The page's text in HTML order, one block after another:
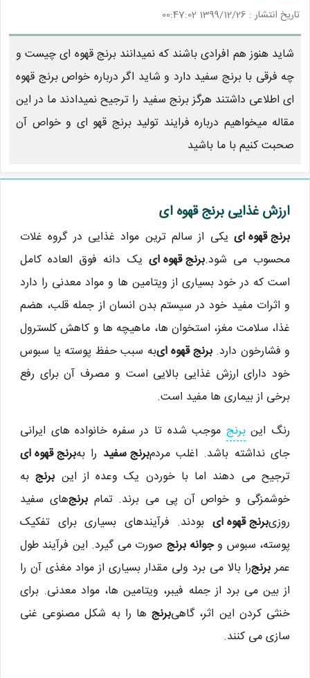
تاریخ انتشار : 1399/12/26 00:47:02
شاید هنوز هم افرادی باشند که نمیدانند برنج قهوه ای چیست و
چه فرقی با برنج سفید دارد و شاید اگر درباره خواص برنج قهوه
ای اطلاعی داشتند هرگز برنج سفید را ترجیح نمیدادند ما در این
مقاله میخواهیم درباره فرایند تولید برنج قهو ای و خواص آن
صحبت کنیم با ما باشید
ارزش غذایی برنج قهوه ای
برنج قهوه ای یکی از سالم ترین مواد غذایی در گروه غلات
محسوب می شود.برنج قهوه ای یک دانه فوق العاده کامل
است که در خود بسیاری از ویتامین ها و مواد معدنی را دارد
و اثرات مفید خود در سیستم بدن انسان از جمله قلب، هضم
غذا، سلامت مغز، استخوان ها، ماهیچه ها و کاهش کلسترول
و فشارخون دارد.برنج قهوه ایبه سبب حفظ پوسته یا سبوس
خود دارای ارزش غذایی بالایی است و مصرف آن برای رفع
برخی از بیماری ها مفید است.
رنگ اینبرنج موجب شده تا در سفره خانواده های ایرانی
جای نداشته باشد. اغلب مردمبرنج سفید را بهبرنج قهوه ای
ترجیح می دهند اما با خوردن یک وعده از این برنجبه
خوشمزگی و خواص آن پی می برند. تمامبرنجهای سفید
روزیبرنج قهوه ای بودند. فرآیندهای بسیاری برای تفکیک
پوسته، سبوس وجوانه برنج صورت می گیرد. این فرآیند طول
عمربرنجرا بالا می برد ولی مقدار بسیاری از مواد مغذی آن را
از بین می برد از جمله فیبر، ویتامین ها، مواد معدنی. برای
خنثی کردن این اثر، گاهیبرنجها را به شکل مصنوعی غنی
سازی می کنند.